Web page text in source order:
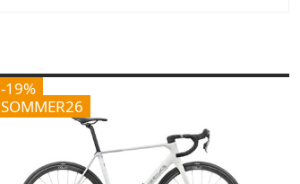
-19%
SOMMER26